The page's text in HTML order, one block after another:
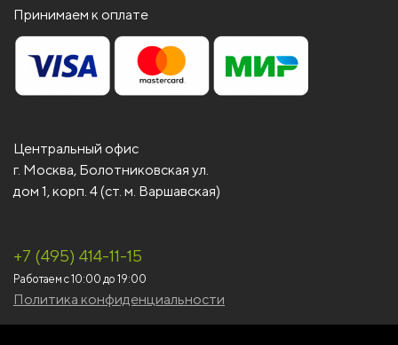
Принимаем к оплате
Центральный офис
г. Москва, Болотниковская ул.
дом 1, корп. 4 (ст. м. Варшавская)
+7 (495) 414-11-15
Работаем с 10:00 до 19:00
Политика конфиденциальности